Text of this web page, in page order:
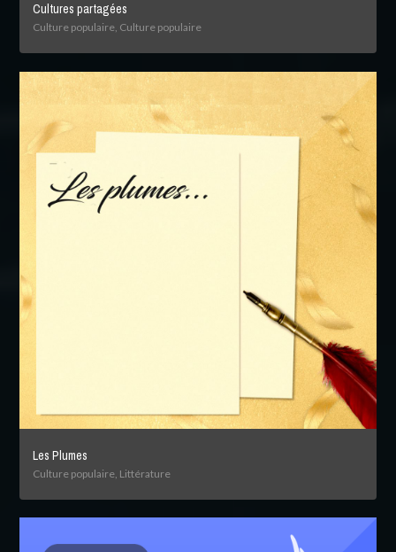
Cultures partagées
Culture populaire, Culture populaire
Les Plumes
Culture populaire, Littérature